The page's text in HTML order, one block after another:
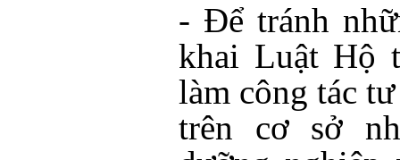
- Để tránh
khai Luật Hộ
làm công tác
trên cơ sở